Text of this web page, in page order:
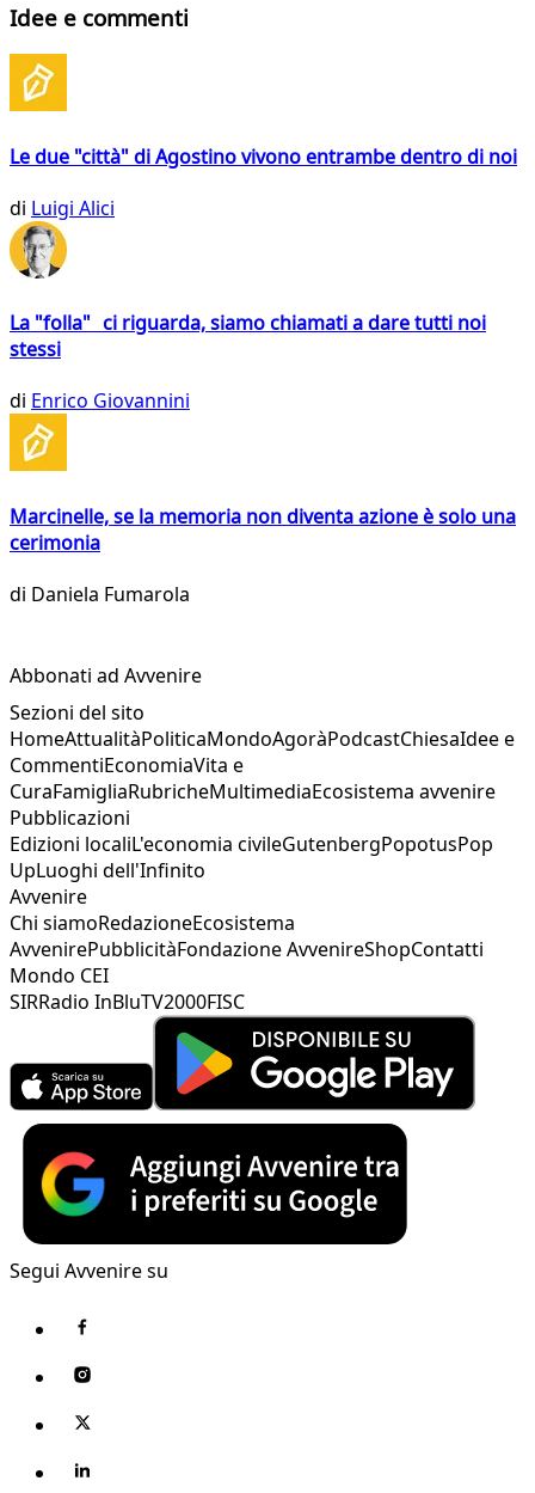
Idee e commenti
Le due "città" di Agostino vivono entrambe dentro di noi
di Luigi Alici
La "folla" ci riguarda, siamo chiamati a dare tutti noi
stessi
di Enrico Giovannini
Marcinelle, se la memoria non diventa azione è solo una
cerimonia
di Daniela Fumarola
Abbonati ad Avvenire
Sezioni del sito
HomeAttualitàPoliticaMondoAgoràPodcastChiesaIdee e
CommentiEconomiaVita e
CuraFamigliaRubricheMultimediaEcosistema avvenire
Pubblicazioni
Edizioni localiL'economia civileGutenbergPopotusPop
UpLuoghi dell'Infinito
Avvenire
Chi siamoRedazioneEcosistema
AvvenirePubblicitàFondazione AvvenireShopContatti
Mondo CEI
SIRRadio InBluTV2000FISC
Segui Avvenire su